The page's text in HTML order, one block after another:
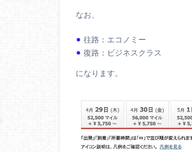
なお、
往路：エコノミー
復路：ビジネスクラス
になります。